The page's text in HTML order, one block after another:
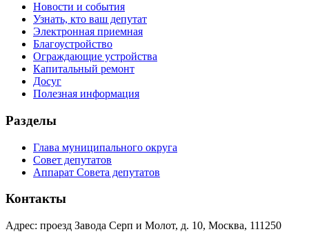
Новости и события
Узнать, кто ваш депутат
Электронная приемная
Благоустройство
Ограждающие устройства
Капитальный ремонт
Досуг
Полезная информация
Разделы
Глава муниципального округа
Совет депутатов
Аппарат Совета депутатов
Контакты
Адрес: проезд Завода Серп и Молот, д. 10, Москва, 111250